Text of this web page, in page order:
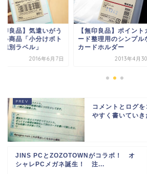
印良品】気遣いがう
い商品「小分けボト
識別ラベル」
2016年6月7日
【無印良品】ポイント
ード整理用のシンプル
カードホルダー
2013年4月
コメントとログ
やすく書いていき
JINS PCとZOZOTOWNがコラボ！ オ
シャレPCメガネ誕生！ 注...